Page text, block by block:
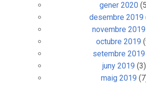
gener 2020
desembre 2019
novembre 2019
octubre 2019
setembre 2019
juny 2019 (3)
maig 2019